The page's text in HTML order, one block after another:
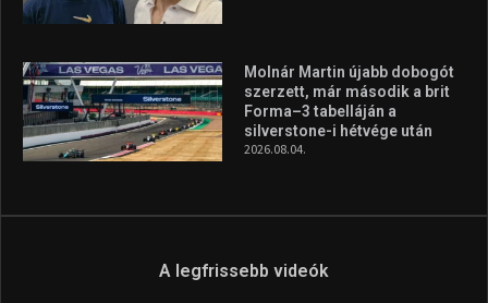
Molnár Martin újabb dobogót
szerzett, már második a brit
Forma–3 tabelláján a
silverstone-i hétvége után
2026.08.04.
A legfrissebb videók